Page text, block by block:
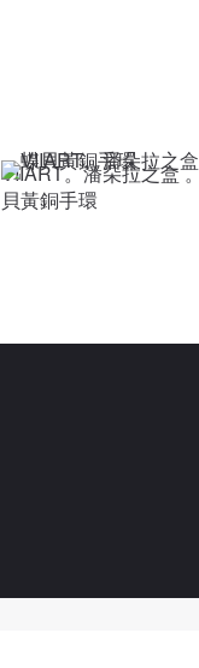
VIIART。潘朵拉之盒
貝黃銅手環